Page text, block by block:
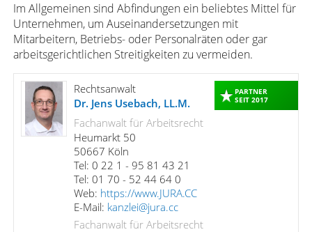
Im Allgemeinen sind Abfindungen ein beliebtes Mittel für
Unternehmen, um Auseinandersetzungen mit
Mitarbeitern, Betriebs- oder Personalräten oder gar
arbeitsgerichtlichen Streitigkeiten zu vermeiden.
PARTNER
SEIT 2017
Rechtsanwalt
Dr. Jens Usebach, LL.M.
Fachanwalt für Arbeitsrecht
Heumarkt 50
50667 Köln
Tel: 0 22 1 - 95 81 43 21
Tel: 01 70 - 52 44 64 0
Web: https://www.JURA.CC
E-Mail: kanzlei@jura.cc
Fachanwalt für Arbeitsrecht